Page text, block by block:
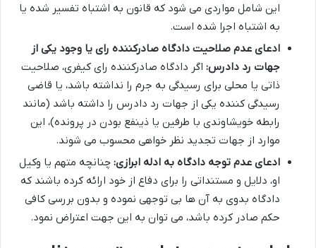
این شامل مواردی می شود که قانون به اشتباه تفسیر شده یا
به اشتباه اجرا شده است.
ادعای عدم صلاحیت دادگاه صادرکننده رای یا وجود یکی از
جهات رد دادرس: اگر دادگاه صادرکننده رای کیفری، صلاحیت
ذاتی یا محلی برای رسیدگی به جرم را نداشته باشد، یا قاضی
رسیدگی کننده یکی از جهات رد دادرس را داشته باشد (مانند
رابطه خویشاوندی با طرفین یا ذینفع بودن در پرونده)، این
موارد از جهات تجدید نظر خواهی محسوب می شوند.
ادعای عدم توجه دادگاه به ادله ابرازی: چنانچه متهم یا وکیل
او، دلایل و مستنداتی را برای دفاع از خود ارائه کرده باشند که
دادگاه بدوی به آن ها بی توجهی نموده و بدون بررسی کافی
حکم صادر کرده باشد، می توان به این جهت اعتراض نمود.